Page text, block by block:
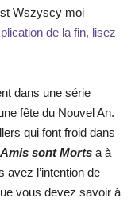
Wszyscy moi
de la fin, lisez
dans une série
fête du Nouvel An.
qui font froid dans
sont Morts a à
avez l’intention de
vous devez savoir à